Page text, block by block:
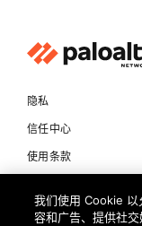
隐私
信任中心
使用条款
我们使用 Cookie 以
容和广告、提供社